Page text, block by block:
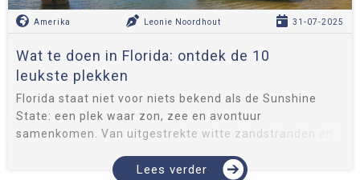
Amerika Leonie Noordhout 31-07-2025
Wat te doen in Florida: ontdek de 10
leukste plekken
Florida staat niet voor niets bekend als de Sunshine
State: een plek waar zon, zee en avontuur
samenkomen. Van uitgestrekte witte zandstranden en
kustplaatsjes en bruisende steden en spe...
Lees verder